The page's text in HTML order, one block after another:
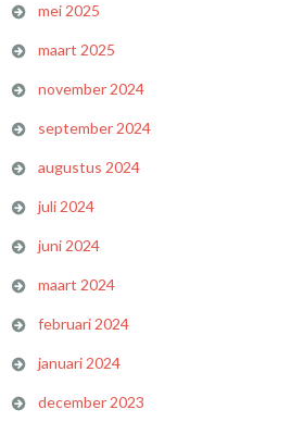
mei 2025
maart 2025
november 2024
september 2024
augustus 2024
juli 2024
juni 2024
maart 2024
februari 2024
januari 2024
december 2023